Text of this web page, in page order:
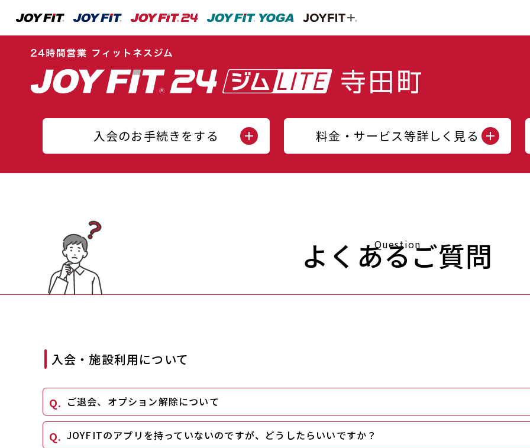
入会のお手続きをする 料金・サービス等詳しく見る
Question
よくあるご質問
入会・施設利用について
ご退会、オプション解除について
JOYFITのアプリを持っていないのですが、どうしたらいいですか？